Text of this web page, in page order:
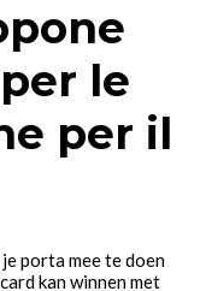
le
per il
porta mee te doen
kan winnen met